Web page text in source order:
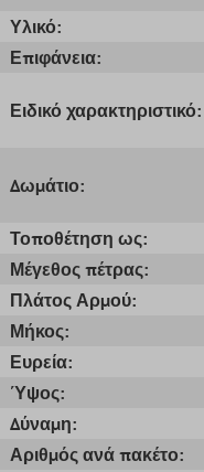
Υλικό:
Επιφάνεια:
Ειδικό χαρακτηριστικό:
Δωμάτιο:
Τοποθέτηση ως:
Μέγεθος πέτρας:
Πλάτος Αρμού:
Μήκος:
Ευρεία:
Ύψος:
Δύναμη:
Αριθμός ανά πακέτο: